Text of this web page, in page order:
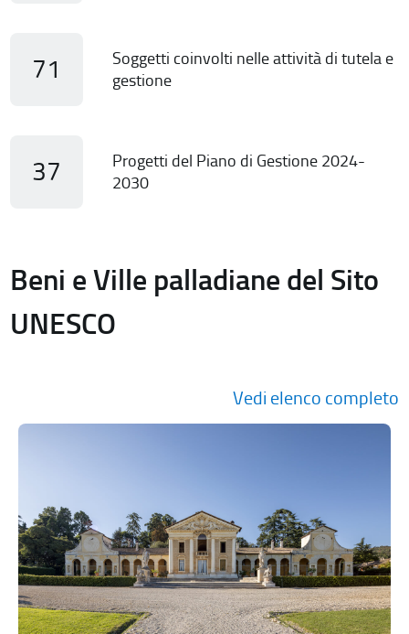
71
Soggetti coinvolti nelle attività di tutela e
gestione
37
Progetti del Piano di Gestione 2024-
2030
Beni e Ville palladiane del Sito
UNESCO
Vedi elenco completo